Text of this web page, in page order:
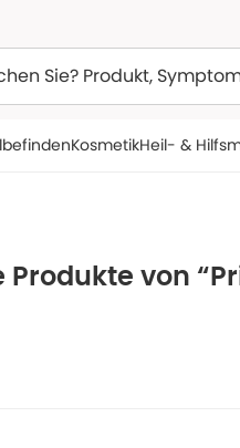
KosmetikHeil- &
Produkte von